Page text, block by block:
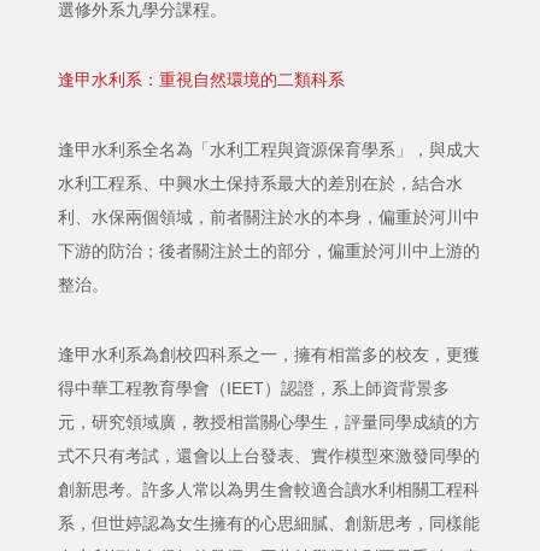
選修外系九學分課程。
逢甲水利系：重視自然環境的二類科系
逢甲水利系全名為「水利工程與資源保育學系」，與成大
水利工程系、中興水土保持系最大的差別在於，結合水
利、水保兩個領域，前者關注於水的本身，偏重於河川中
下游的防治；後者關注於土的部分，偏重於河川中上游的
整治。
逢甲水利系為創校四科系之一，擁有相當多的校友，更獲
得中華工程教育學會（IEET）認證，系上師資背景多
元，研究領域廣，教授相當關心學生，評量同學成績的方
式不只有考試，還會以上台發表、實作模型來激發同學的
創新思考。許多人常以為男生會較適合讀水利相關工程科
系，但世婷認為女生擁有的心思細膩、創新思考，同樣能